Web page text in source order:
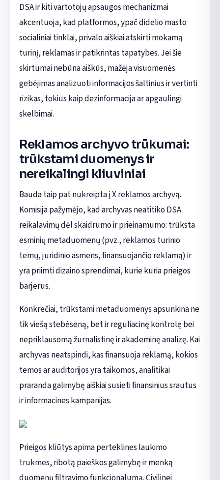
DSA ir kiti vartotojų apsaugos mechanizmai
akcentuoja, kad platformos, ypač didelio masto
socialiniai tinklai, privalo aiškiai atskirti mokamą
turinį, reklamas ir patikrintas tapatybes. Jei šie
skirtumai nebūna aiškūs, mažėja visuomenės
gebėjimas analizuoti informacijos šaltinius ir vertinti
rizikas, tokius kaip dezinformacija ar apgaulingi
skelbimai.
Reklamos archyvo trūkumai:
trūkstami duomenys ir
nereikalingi kliuviniai
Bauda taip pat nukreipta į X reklamos archyvą.
Komisija pažymėjo, kad archyvas neatitiko DSA
reikalavimų dėl skaidrumo ir prieinamumo: trūksta
esminių metaduomenų (pvz., reklamos turinio
temų, juridinio asmens, finansuojančio reklamą) ir
yra priimti dizaino sprendimai, kurie kuria prieigos
barjerus.
Konkrečiai, trūkstami metaduomenys apsunkina ne
tik viešą stebėseną, bet ir reguliacinę kontrolę bei
nepriklausomą žurnalistinę ir akademinę analizę. Kai
archyvas neatspindi, kas finansuoja reklamą, kokios
temos ar auditorijos yra taikomos, analitikai
praranda galimybę aiškiai susieti finansinius srautus
ir informacines kampanijas.
Prieigos kliūtys apima perteklines laukimo
trukmes, ribotą paieškos galimybę ir menką